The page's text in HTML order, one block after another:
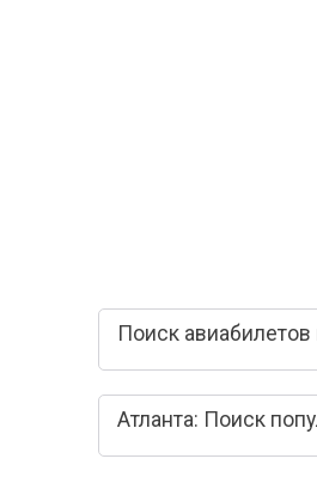
Поиск
Атланта: Поиск